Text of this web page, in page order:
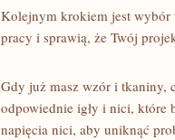
Kolejnym krokiem jest wybór
pracy ​i sprawią, że Twój
Gdy już‌ masz wzór i tkaniny,
odpowiednie igły i nici, które
napięcia nici, ⁣aby uniknąć